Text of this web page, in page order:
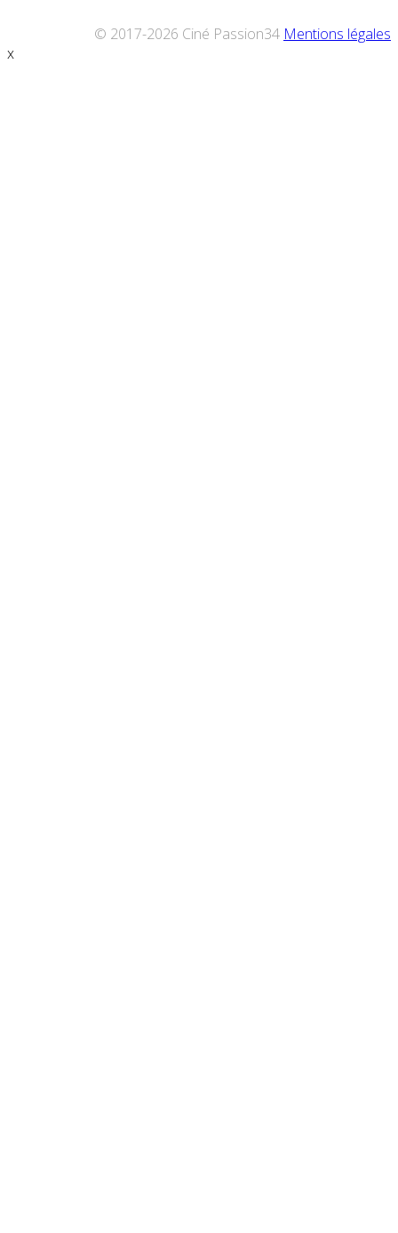
© 2017-2026 Ciné Passion34 Mentions légales
x